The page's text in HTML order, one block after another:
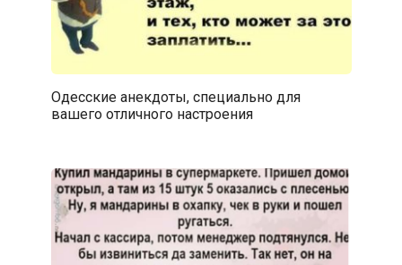
Одесские анекдоты, специально для
вашего отличного настроения